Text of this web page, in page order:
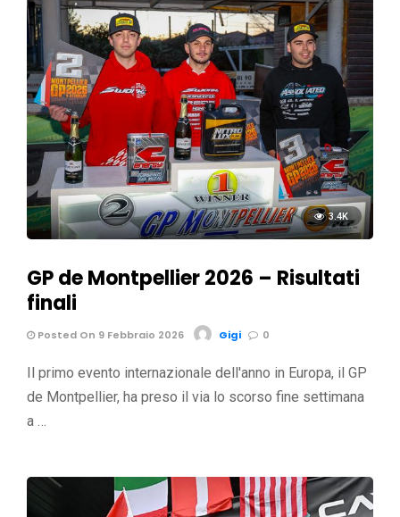
3.4K
GP de Montpellier 2026 – Risultati
finali
Posted On 9 Febbraio 2026 Gigi 0
Il primo evento internazionale dell'anno in Europa, il GP
de Montpellier, ha preso il via lo scorso fine settimana
a …